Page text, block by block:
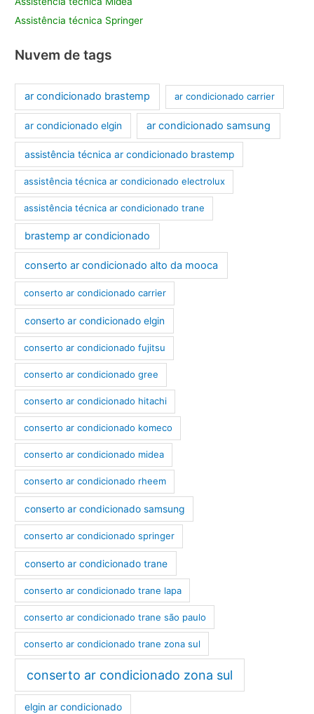
Assistência técnica Springer
Nuvem de tags
ar condicionado brastemp ar condicionado carrier
ar condicionado elgin ar condicionado samsung
assistência técnica ar condicionado brastemp
assistência técnica ar condicionado electrolux
assistência técnica ar condicionado trane
brastemp ar condicionado
conserto ar condicionado alto da mooca
conserto ar condicionado carrier
conserto ar condicionado elgin
conserto ar condicionado fujitsu
conserto ar condicionado gree
conserto ar condicionado hitachi
conserto ar condicionado komeco
conserto ar condicionado midea
conserto ar condicionado rheem
conserto ar condicionado samsung
conserto ar condicionado springer
conserto ar condicionado trane
conserto ar condicionado trane lapa
conserto ar condicionado trane são paulo
conserto ar condicionado trane zona sul
conserto ar condicionado zona sul
elgin ar condicionado